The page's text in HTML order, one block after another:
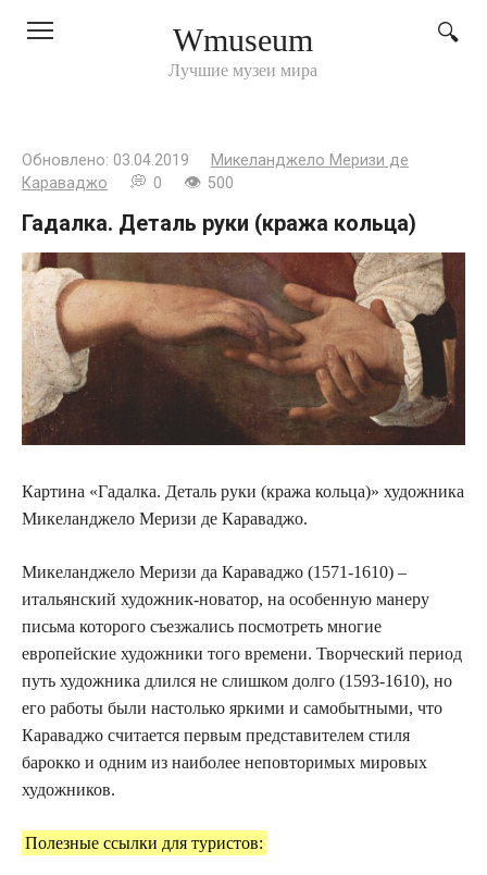
Wmuseum
Лучшие музеи мира
Обновлено: 03.04.2019
Микеланджело Меризи де
Караваджо
0 500
Гадалка. Деталь руки (кража кольца)
Картина «Гадалка. Деталь руки (кража кольца)» художника
Микеланджело Меризи де Караваджо.
Микеланджело Меризи да Караваджо (1571-1610) –
итальянский художник-новатор, на особенную манеру
письма которого съезжались посмотреть многие
европейские художники того времени. Творческий период
путь художника длился не слишком долго (1593-1610), но
его работы были настолько яркими и самобытными, что
Караваджо считается первым представителем стиля
барокко и одним из наиболее неповторимых мировых
художников.
Полезные ссылки для туристов: